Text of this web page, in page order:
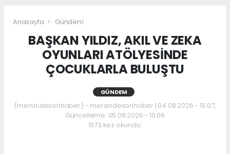
Anasayfa Gündem
BAŞKAN YILDIZ, AKIL VE ZEKA
OYUNLARI ATÖLYESİNDE
ÇOCUKLARLA BULUŞTU
GÜNDEM
(mersindesonhaber) - mersindesonhaber | 04.08.2026 - 15:07,
Güncelleme: 05.08.2026 - 10:06
1373 kez okundu.